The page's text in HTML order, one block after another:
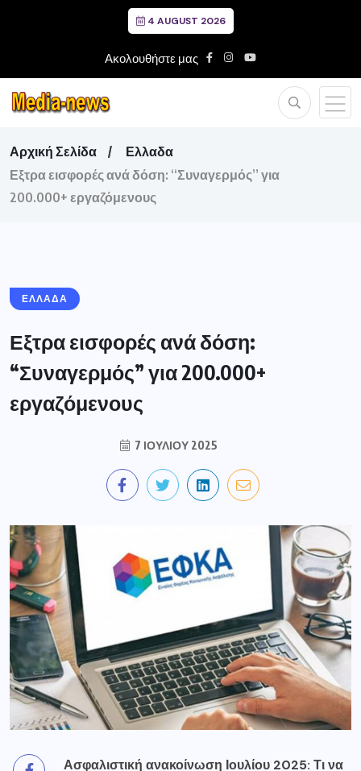
4 AUGUST 2026
Ακολουθήστε μας
Αρχική Σελίδα
Ελλαδα
Εξτρα εισφορές ανά δόση: “Συναγερμός” για
200.000+ εργαζόμενους
ΕΛΛΑΔΑ
Εξτρα εισφορές ανά δόση:
“Συναγερμός” για 200.000+
εργαζόμενους
7 ΙΟΥΛΊΟΥ 2025
Ασφαλιστική ανακοίνωση Ιουλίου 2025: Τι να